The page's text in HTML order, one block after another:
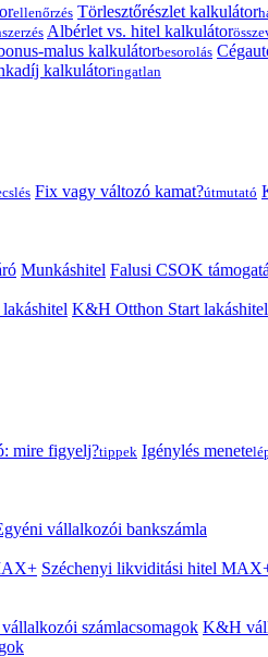
ellenőrzés Törlesztőrészlet kalkulátor
Albérlet vs. hitel kalkulátor
malus kalkulátorbesorolás
kalkulátoringatlan
Fix vagy változó kamat?útmutató
Munkáshitel Falusi CSOK
K&H Otthon Start lakáshitel
mire figyelj?tippek Igénylés menete
vállalkozói bankszámla
Széchenyi likviditási hitel
számlacsomagok K&H